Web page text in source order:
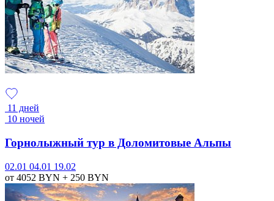
11 дней
10 ночей
Горнолыжный тур в Доломитовые Альпы
02.01 04.01 19.02
от 4052 BYN + 250 BYN